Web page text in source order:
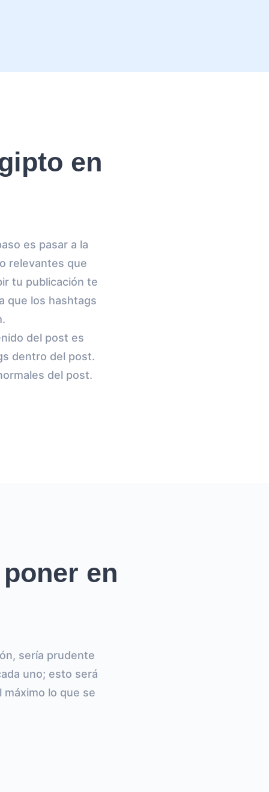
en
es pasar a la
relevantes que
tu publicación te
que los hashtags
del post es
dentro del post.
del post.
en
sería prudente
uno; esto será
lo que se